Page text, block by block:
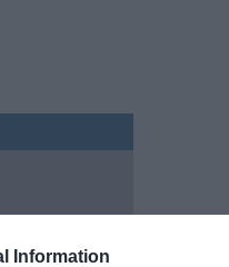
Information